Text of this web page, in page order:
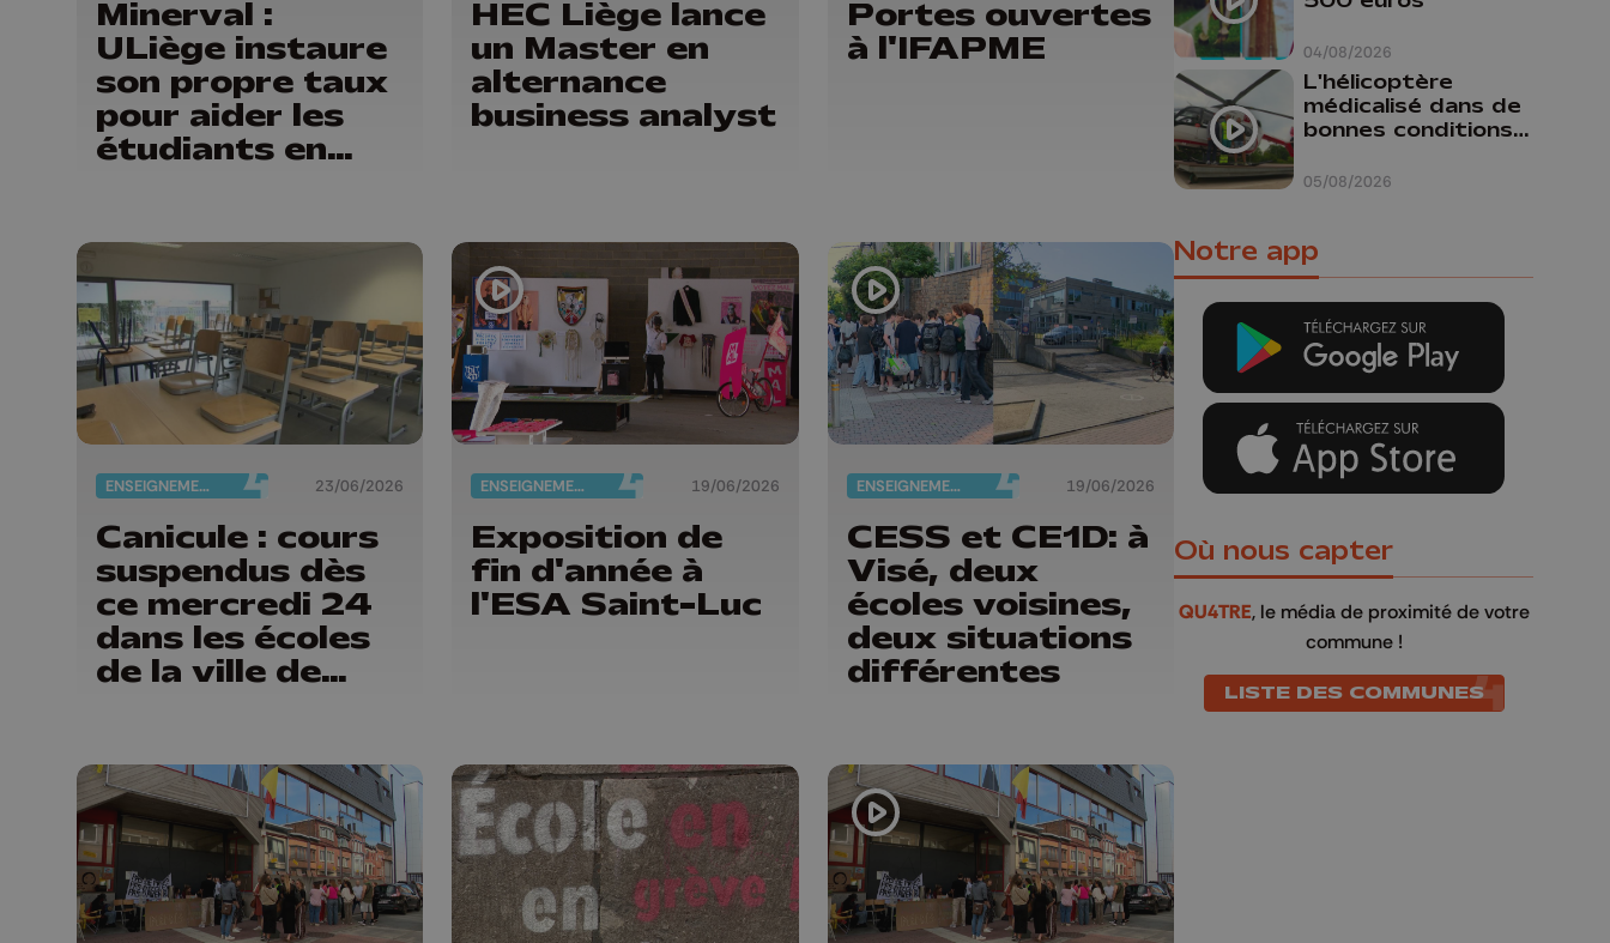
Minerval :
ULiège instaure
son propre taux
pour aider les
étudiants en
HEC Liège lance
un Master en
alternance
business analyst
Portes ouvertes
à l'IFAPME
ENSEIGNEMENT 23/06/2026
Canicule : cours
suspendus dès
ce mercredi 24
dans les écoles
de la ville de
ENSEIGNEMENT 19/06/2026
Exposition de
fin d'année à
l'ESA Saint-Luc
ENSEIGNEMENT 19/06/2026
CESS et CE1D: à
Visé, deux
écoles voisines,
deux situations
différentes
04/08/2026
05/08/2026
L'hélicoptère
médicalisé dans de
bonnes conditions à
Notre app
Où nous capter
QU4TRE, le média de proximité de votre
commune !
LISTE DES COMMUNES